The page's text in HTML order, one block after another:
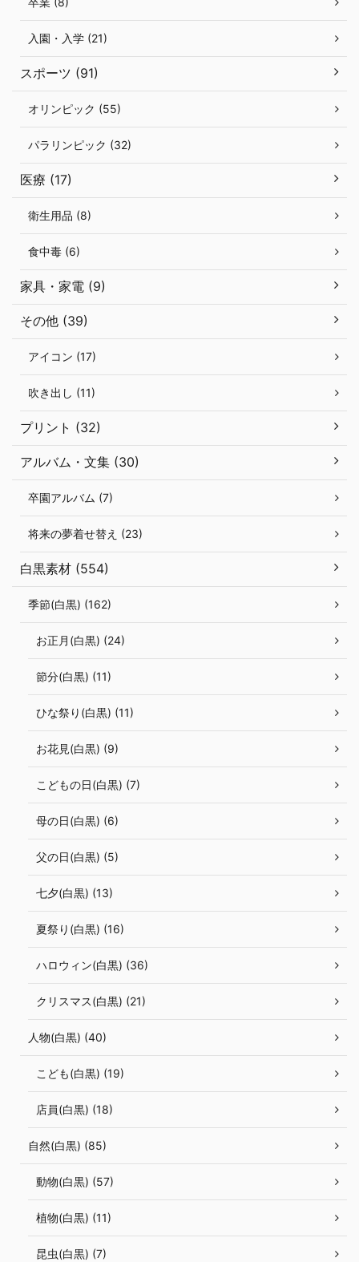
入園・入学 (21)
スポーツ (91)
オリンピック (55)
パラリンピック (32)
医療 (17)
衛生用品 (8)
食中毒 (6)
家具・家電 (9)
その他 (39)
アイコン (17)
吹き出し (11)
プリント (32)
アルバム・文集 (30)
卒園アルバム (7)
将来の夢着せ替え (23)
白黒素材 (554)
季節(白黒) (162)
お正月(白黒) (24)
節分(白黒) (11)
ひな祭り(白黒) (11)
お花見(白黒) (9)
こどもの日(白黒) (7)
母の日(白黒) (6)
父の日(白黒) (5)
七夕(白黒) (13)
夏祭り(白黒) (16)
ハロウィン(白黒) (36)
クリスマス(白黒) (21)
人物(白黒) (40)
こども(白黒) (19)
店員(白黒) (18)
自然(白黒) (85)
動物(白黒) (57)
植物(白黒) (11)
昆虫(白黒) (7)